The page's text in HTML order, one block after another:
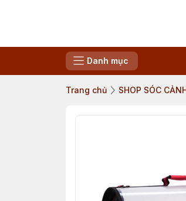
Danh mục
Trang chủ SHOP SÓC